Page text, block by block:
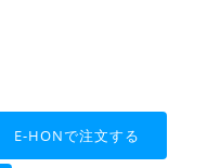
E-HONで注文する